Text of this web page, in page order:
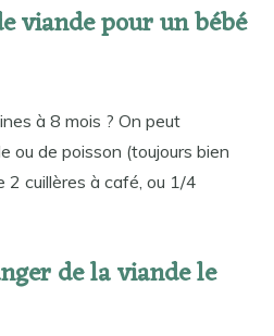
viande pour un bébé
à 8 mois ? On peut
ou de poisson (toujours bien
2 cuillères à café, ou 1/4
de la viande le